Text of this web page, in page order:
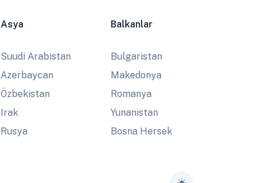
Asya
Suudi Arabistan
Azerbaycan
Özbekistan
Irak
Rusya
Balkanlar
Bulgaristan
Makedonya
Romanya
Yunanistan
Bosna Hersek